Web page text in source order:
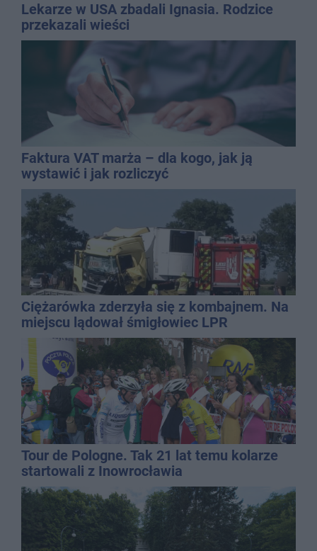
Lekarze w USA zbadali Ignasia. Rodzice
przekazali wieści
Faktura VAT marża – dla kogo, jak ją
wystawić i jak rozliczyć
Ciężarówka zderzyła się z kombajnem. Na
miejscu lądował śmigłowiec LPR
Tour de Pologne. Tak 21 lat temu kolarze
startowali z Inowrocławia